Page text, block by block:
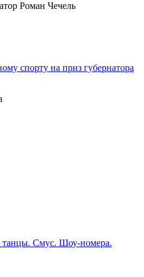
Роман Чечель
спорту на приз губернатора
Смус. Шоу-номера.